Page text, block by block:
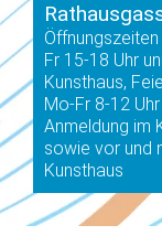
Öffnungszeiten
Fr 15-18 Uhr
Kunsthaus,
Mo-Fr 8-12
Anmeldung im
sowie vor und
Kunsthaus